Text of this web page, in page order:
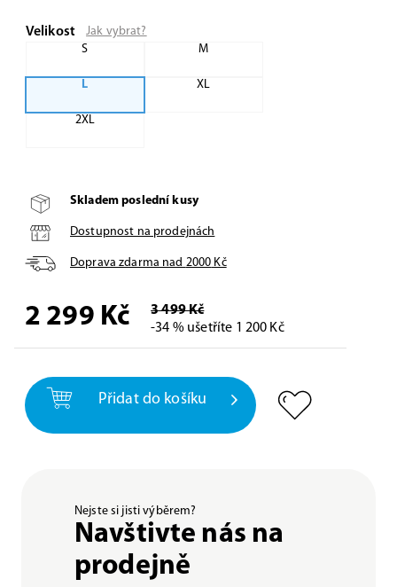
Velikost
Jak vybrat?
S
M
L XL
2XL
Skladem poslední kusy
Dostupnost na prodejnách
Doprava zdarma nad 2000 Kč
2 299 Kč
3 499 Kč
-34 % ušetříte 1 200 Kč
Přidat do košíku
Nejste si jisti výběrem?
Navštivte nás na
prodejně